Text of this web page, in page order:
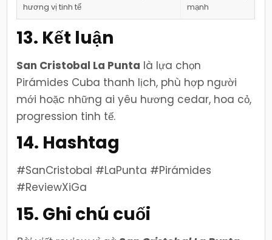
hương vị tinh tế
mạnh
13. Kết luận
San Cristobal La Punta là lựa chọn
Pirámides Cuba thanh lịch, phù hợp người
mới hoặc những ai yêu hương cedar, hoa cỏ,
progression tinh tế.
14. Hashtag
#SanCristobal #LaPunta #Pirámides
#ReviewXiGa
15. Ghi chú cuối